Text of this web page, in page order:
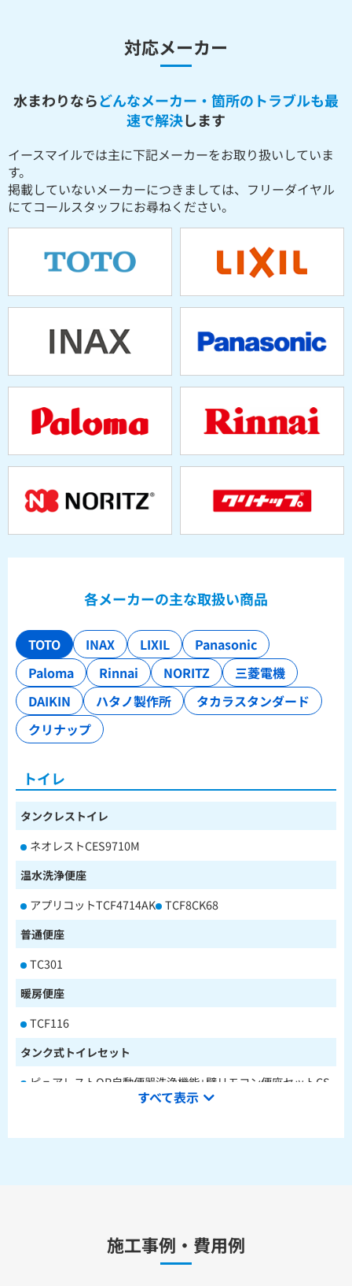
対応メーカー
水まわりならどんなメーカー・箇所のトラブルも最
速で解決します
イースマイルでは主に下記メーカーをお取り扱いしていま
す。
掲載していないメーカーにつきましては、フリーダイヤル
にてコールスタッフにお尋ねください。
各メーカーの主な取扱い商品
TOTO INAX LIXIL
Panasonic
Paloma
Rinnai NORITZ
三菱電機
DAIKIN
ハタノ製作所
タカラスタンダード
クリナップ
トイレ
タンクレストイレ
ネオレストCES9710M
温水洗浄便座
アプリコットTCF4714AK TCF8CK68
普通便座
TC301
暖房便座
TCF116
タンク式トイレセット
ピュアレストQR自動便器洗浄機能+壁リモコン便座セットCS
232BM+SH233BA+TCF4714AK
TKS05321Z TKS05305JA TKS05305ZA
TKS05301J TKS05311J TKS05310J
すべて表示
施工事例・費用例